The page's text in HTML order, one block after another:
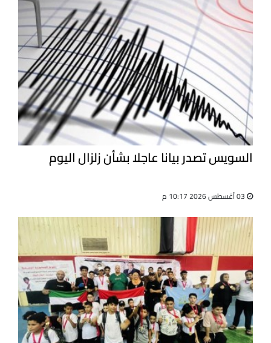
السويس تصدر بيانا عاجلا بشأن زلزال اليوم